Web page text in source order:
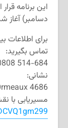
دسامبر) آغاز
برای اطلاعات
تماس بگیرید:
514-684 0808
نشانی:
4686 Sources Blvd, Dollard-Des Ormeaux
مسیریابی با